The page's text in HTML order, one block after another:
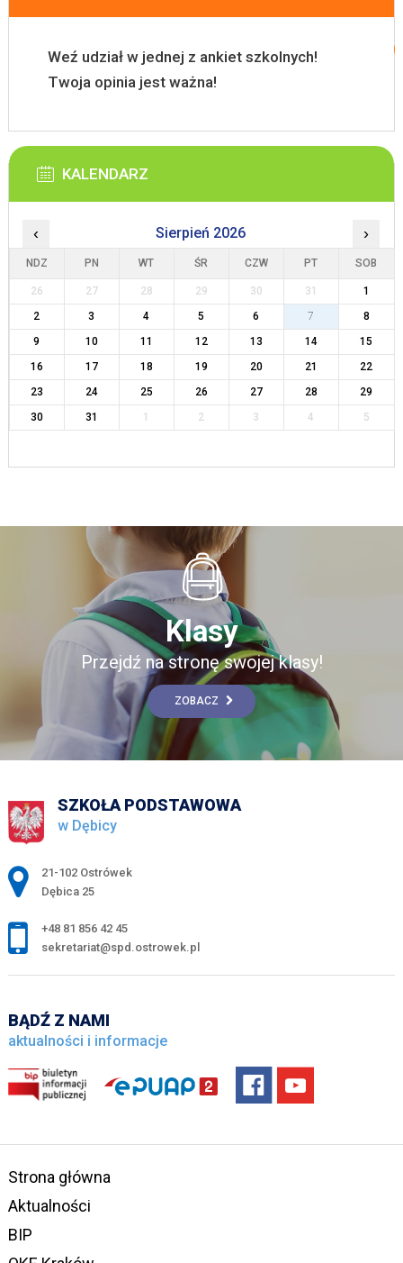
Weź udział w jednej z ankiet szkolnych!
Twoja opinia jest ważna!
KALENDARZ
‹ Sierpień 2026 ›
NDZ PN WT ŚR CZW PT SOB
26 27 28 29 30 31
1
2
3 4 5 6 7
8
9
10 11 12 13 14
15
16
17 18 19 20 21
22
23
24 25 26 27 28
29
30
31 1 2 3 4 5
Klasy
Przejdź na stronę swojej klasy!
ZOBACZ
SZKOŁA PODSTAWOWA
w Dębicy
Adres pocztowy:
21-102 Ostrówek
Dębica 25
+48 81 856 42 45
sekretariat@spd.ostrowek.pl
BĄDŹ Z NAMI
aktualności i informacje
Strona główna
Aktualności
BIP